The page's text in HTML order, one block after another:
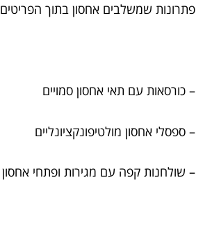
פתרונות שמשלבים אחסון בתוך
– כורסאות עם תאי אחסון סמויים
– ספסלי אחסון מולטיפונקציונליים
– שולחנות קפה עם מגירות ופתחי